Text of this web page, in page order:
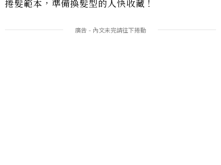
捲髮範本，準備換髮型的人快收藏！